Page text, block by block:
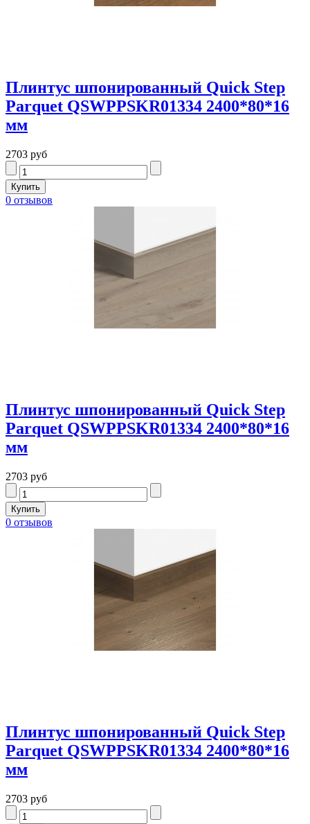
Плинтус шпонированный Quick Step
Parquet QSWPPSKR01334 2400*80*16
мм
2703 руб
0 отзывов
Плинтус шпонированный Quick Step
Parquet QSWPPSKR01334 2400*80*16
мм
2703 руб
0 отзывов
Плинтус шпонированный Quick Step
Parquet QSWPPSKR01334 2400*80*16
мм
2703 руб